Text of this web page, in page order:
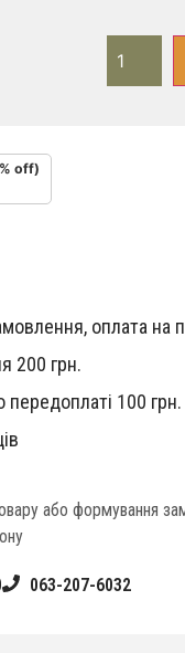
off)
оплата на
200 грн.
передоплаті 100 грн.
або формування
063-207-6032